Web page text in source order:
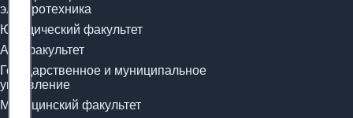
электротехника
Юридический факультет
Арт-факультет
Государственное и муниципальное
управление
Медицинский факультет